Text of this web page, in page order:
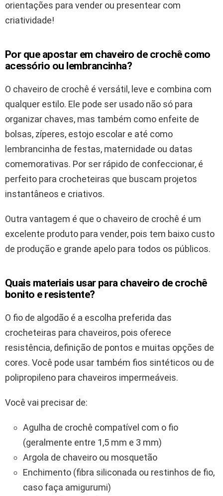
orientações para vender ou presentear com
criatividade!
Por que apostar em chaveiro de crochê como
acessório ou lembrancinha?
O chaveiro de crochê é versátil, leve e combina com
qualquer estilo. Ele pode ser usado não só para
organizar chaves, mas também como enfeite de
bolsas, zíperes, estojo escolar e até como
lembrancinha de festas, maternidade ou datas
comemorativas. Por ser rápido de confeccionar, é
perfeito para crocheteiras que buscam projetos
instantâneos e criativos.
Outra vantagem é que o chaveiro de crochê é um
excelente produto para vender, pois tem baixo custo
de produção e grande apelo para todos os públicos.
Quais materiais usar para chaveiro de crochê
bonito e resistente?
O fio de algodão é a escolha preferida das
crocheteiras para chaveiros, pois oferece
resistência, definição de pontos e muitas opções de
cores. Você pode usar também fios sintéticos ou de
polipropileno para chaveiros impermeáveis.
Você vai precisar de:
Agulha de crochê compatível com o fio
(geralmente entre 1,5 mm e 3 mm)
Argola de chaveiro ou mosquetão
Enchimento (fibra siliconada ou restinhos de fio,
caso faça amigurumi)